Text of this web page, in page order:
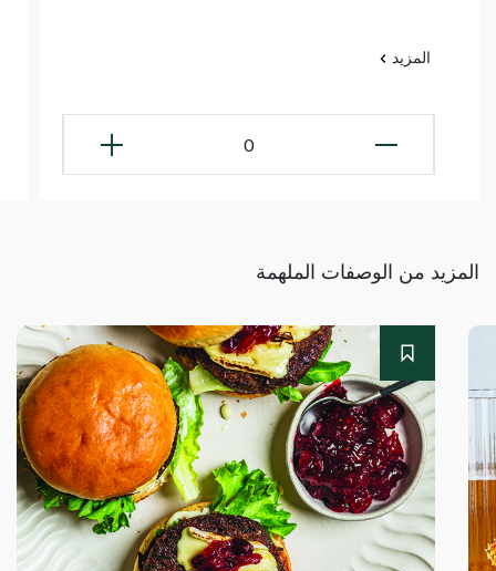
المزيد
0
المزيد من الوصفات الملهمة